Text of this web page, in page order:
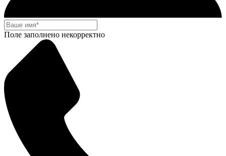
Поле заполнено некорректно